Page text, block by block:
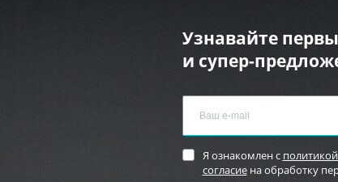
Узнавайте
и супер-
Я ознакомлен с
согласиена обработку